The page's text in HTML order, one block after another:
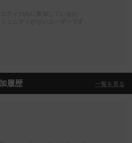
履歴 一覧を見る